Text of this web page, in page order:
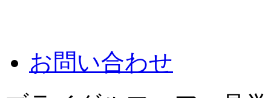
お問い合わせ